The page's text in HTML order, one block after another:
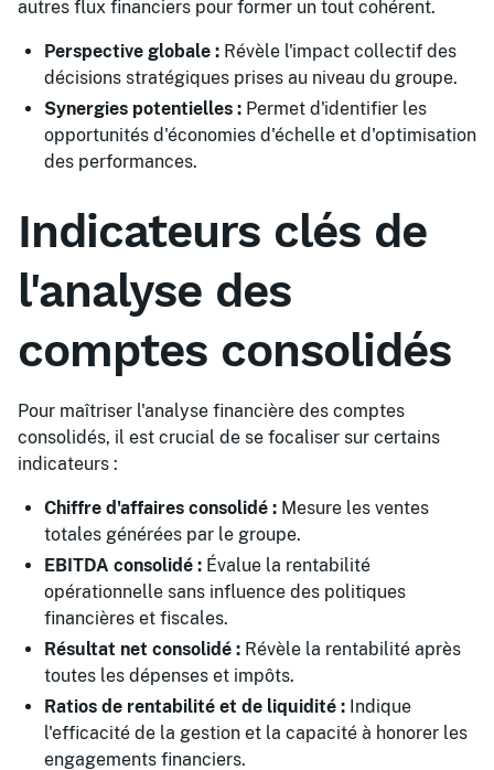
autres flux financiers pour former un tout cohérent.
Perspective globale : Révèle l'impact collectif des
décisions stratégiques prises au niveau du groupe.
Synergies potentielles : Permet d'identifier les
opportunités d'économies d'échelle et d'optimisation
des performances.
Indicateurs clés de
l'analyse des
comptes consolidés
Pour maîtriser l'analyse financière des comptes
consolidés, il est crucial de se focaliser sur certains
indicateurs :
Chiffre d'affaires consolidé : Mesure les ventes
totales générées par le groupe.
EBITDA consolidé : Évalue la rentabilité
opérationnelle sans influence des politiques
financières et fiscales.
Résultat net consolidé : Révèle la rentabilité après
toutes les dépenses et impôts.
Ratios de rentabilité et de liquidité : Indique
l'efficacité de la gestion et la capacité à honorer les
engagements financiers.